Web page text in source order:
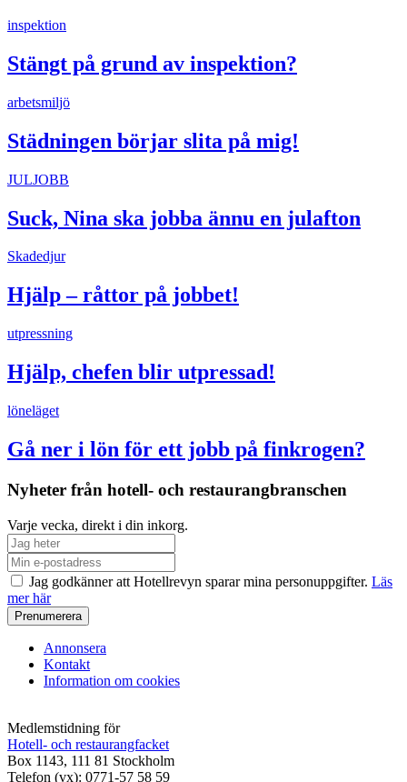
inspektion
Stängt på grund av inspektion?
arbetsmiljö
Städningen börjar slita på mig!
JULJOBB
Suck, Nina ska jobba ännu en julafton
Skadedjur
Hjälp – råttor på jobbet!
utpressning
Hjälp, chefen blir utpressad!
löneläget
Gå ner i lön för ett jobb på finkrogen?
Nyheter från hotell- och restaurangbranschen
Varje vecka, direkt i din inkorg.
Jag godkänner att Hotellrevyn sparar mina personuppgifter. Läs
mer här
Annonsera
Kontakt
Information om cookies
Medlemstidning för
Hotell- och restaurangfacket
Box 1143, 111 81 Stockholm
Telefon (vx): 0771-57 58 59